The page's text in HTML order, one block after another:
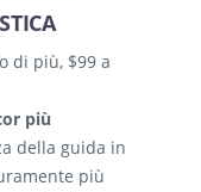
di più, $99 a
più
della guida in
più